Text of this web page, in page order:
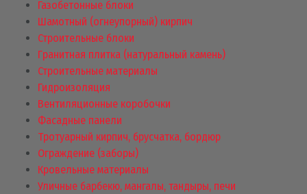
Газобетонные блоки
Шамотный (огнеупорный) кирпич
Строительные блоки
Гранитная плитка (натуральный камень)
Строительные материалы
Гидроизоляция
Вентиляционные коробочки
Фасадные панели
Тротуарный кирпич, брусчатка, бордюр
Ограждение (заборы)
Кровельные материалы
Уличные барбекю, мангалы, тандыры, печи